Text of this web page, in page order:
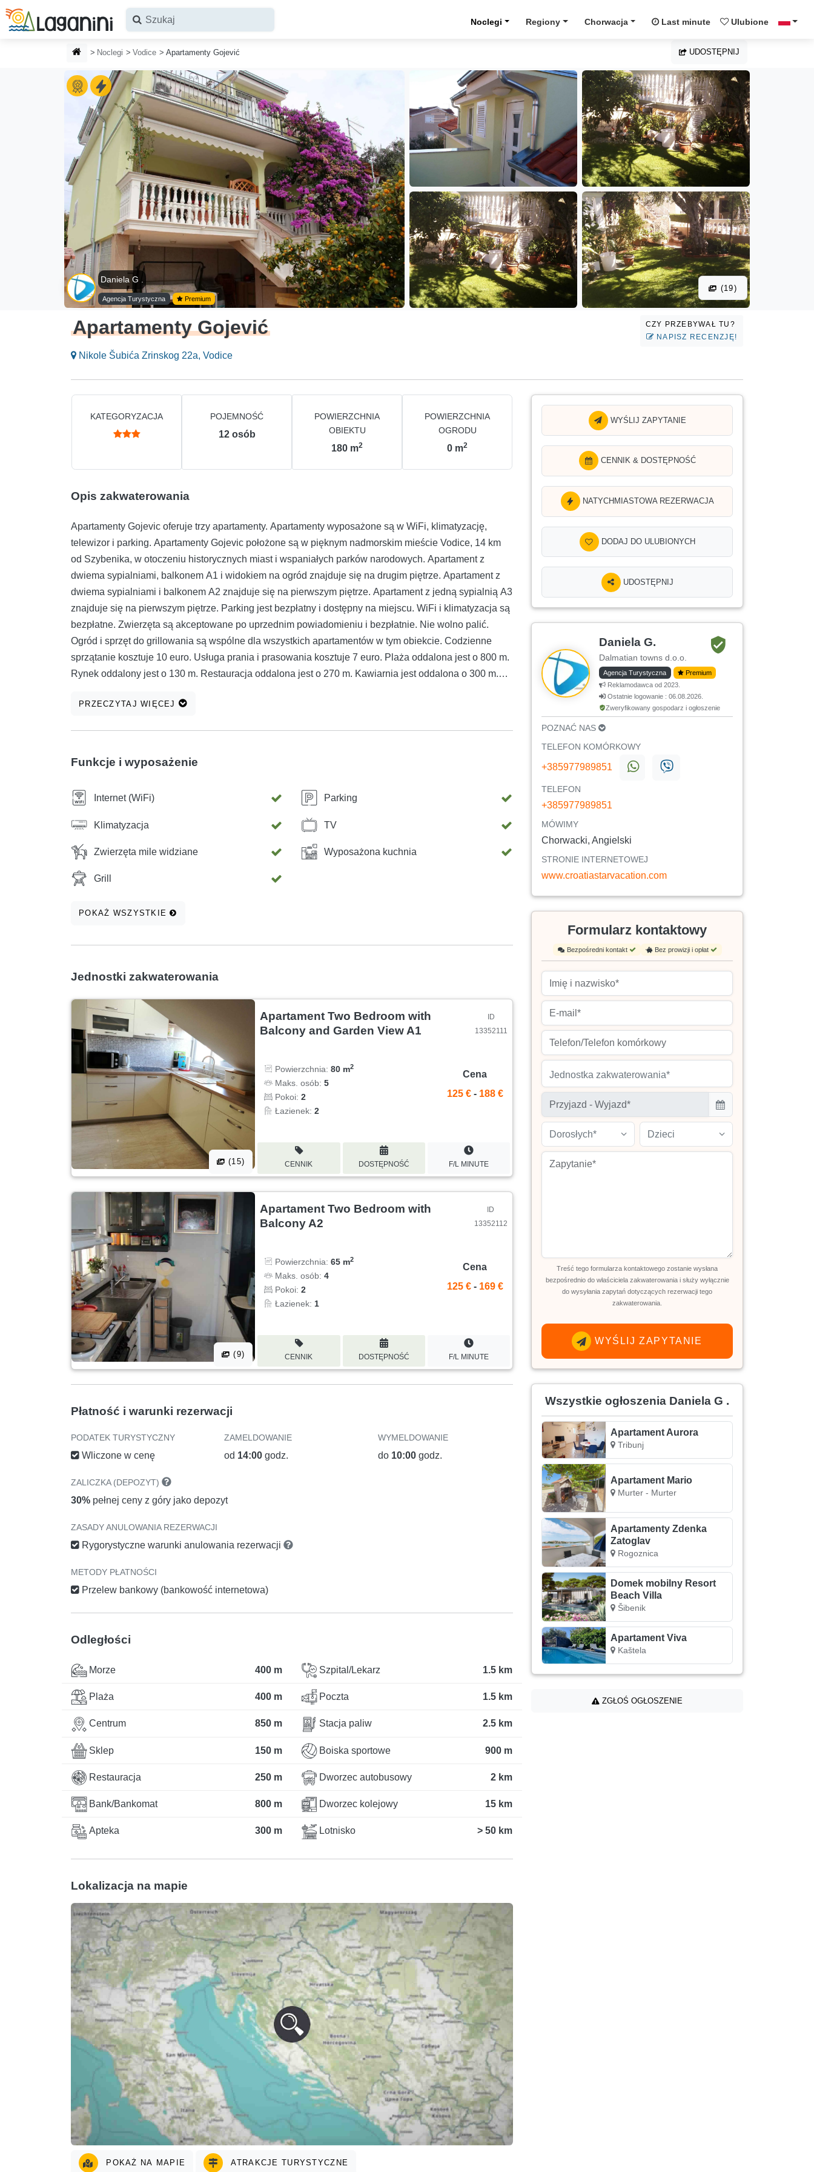
Przejdź do głównej treści
Noclegi Regiony Chorwacja Last minute Ulubione
STRONA GŁÓWNA
Noclegi Vodice Apartamenty Gojević UDOSTĘPNIJ
Daniela G .
Agencja Turystyczna Premium
(19)
Apartamenty Gojević
Nikole Šubića Zrinskog 22a, Vodice
CZY PRZEBYWAŁ TU?
NAPISZ RECENZJĘ!
KATEGORYZACJA POJEMNOŚĆ
12 osób
POWIERZCHNIA
OBIEKTU
180 m2
POWIERZCHNIA
OGRODU
0 m2
Opis zakwaterowania
Apartamenty Gojevic oferuje trzy apartamenty. Apartamenty wyposażone są w WiFi, klimatyzację,
telewizor i parking. Apartamenty Gojevic położone są w pięknym nadmorskim mieście Vodice, 14 km
od Szybenika, w otoczeniu historycznych miast i wspaniałych parków narodowych. Apartament z
dwiema sypialniami, balkonem A1 i widokiem na ogród znajduje się na drugim piętrze. Apartament z
dwiema sypialniami i balkonem A2 znajduje się na pierwszym piętrze. Apartament z jedną sypialnią A3
znajduje się na pierwszym piętrze. Parking jest bezpłatny i dostępny na miejscu. WiFi i klimatyzacja są
bezpłatne. Zwierzęta są akceptowane po uprzednim powiadomieniu i bezpłatnie. Nie wolno palić.
Ogród i sprzęt do grillowania są wspólne dla wszystkich apartamentów w tym obiekcie. Codzienne
sprzątanie kosztuje 10 euro. Usługa prania i prasowania kosztuje 7 euro. Plaża oddalona jest o 800 m.
Rynek oddalony jest o 130 m. Restauracja oddalona jest o 270 m. Kawiarnia jest oddalona o 300 m.
km. Park Narodowy Krka 25 km od hotelu. Odległość od lotniska w Splicie wynosi 74 km.
PRZECZYTAJ WIĘCEJ
Funkcje i wyposażenie
Internet (WiFi) Parking
Klimatyzacja TV
Zwierzęta mile widziane Wyposażona kuchnia
Grill
POKAŻ WSZYSTKIE
Jednostki zakwaterowania
(15)
Apartament Two Bedroom with
Balcony and Garden View A1
ID
13352111
Powierzchnia:80 m2
Maks. osób:5
Pokoi:2
Łazienek:2
Cena
125 € - 188 €
CENNIK DOSTĘPNOŚĆ F/L MINUTE
(9)
Apartament Two Bedroom with
Balcony A2
ID
13352112
Powierzchnia:65 m2
Maks. osób:4
Pokoi:2
Łazienek: 1
Cena
125 € - 169 €
CENNIK DOSTĘPNOŚĆ F/L MINUTE
Płatność i warunki rezerwacji
PODATEK TURYSTYCZNY
Wliczone w cenę
ZAMELDOWANIE
od 14:00 godz.
WYMELDOWANIE
do 10:00godz.
ZALICZKA (DEPOZYT)
30% pełnej ceny z góry jako depozyt
ZASADY ANULOWANIA REZERWACJI
Rygorystyczne warunki anulowania rezerwacji
METODY PŁATNOŚCI
Przelew bankowy (bankowość internetowa)
Odległości
Morze 400 m
Plaża 400 m
Centrum 850 m
Sklep 150 m
Restauracja 250 m
Bank/Bankomat 800 m
Apteka 300 m
Szpital/Lekarz 1.5 km
Poczta 1.5 km
Stacja paliw 2.5 km
Boiska sportowe 900 m
Dworzec autobusowy 2 km
Dworzec kolejowy 15 km
Lotnisko > 50 km
Lokalizacja na mapie
POKAŻ NA MAPIE ATRAKCJE TURYSTYCZNE
WYŚLIJ ZAPYTANIE
CENNIK & DOSTĘPNOŚĆ
NATYCHMIASTOWA REZERWACJA
DODAJ DO ULUBIONYCH
UDOSTĘPNIJ
Daniela G.
Dalmatian towns d.o.o.
Agencja Turystyczna
Premium
Reklamodawca od 2023.
Ostatnie logowanie : 06.08.2026.
Zweryfikowany gospodarz i ogłoszenie
POZNAĆ NAS
TELEFON KOMÓRKOWY
+385977989851
TELEFON
+385977989851
MÓWIMY
Chorwacki, Angielski
STRONIE INTERNETOWEJ
www.croatiastarvacation.com
Formularz kontaktowy
Bezpośredni kontakt Bez prowizji i opłat
Jednostka zakwaterowania*
Dorosłych* Dzieci
Treść tego formularza kontaktowego zostanie wysłana
bezpośrednio do właściciela zakwaterowania i służy wyłącznie
do wysyłania zapytań dotyczących rezerwacji tego
zakwaterowania.
WYŚLIJ ZAPYTANIE
Wszystkie ogłoszenia Daniela G .
Apartament Aurora
Tribunj
Apartament Mario
Murter - Murter
Apartamenty Zdenka
Zatoglav
Rogoznica
Domek mobilny Resort
Beach Villa
Šibenik
Apartament Viva
Kaštela
ZGŁOŚ OGŁOSZENIE